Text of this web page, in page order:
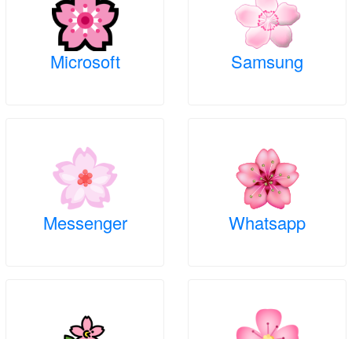
Samsung
Microsoft
Whatsapp
Messenger